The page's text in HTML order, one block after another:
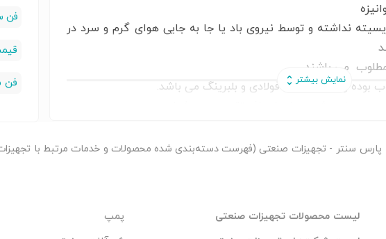
نداشته و توسط نیروی باد یا جا به جایی هوای گرم و سرد در
می باشند .
بوده و دارای شافت فولادی و بلبرینگ می باشد.
فن های بادی در چهار سایز با قطر پروانه15Cm و 20Cm و 25Cm و 30Cm و 35Cm و 40Cm و 45Cm و
فن
فن
پارس سنتر - تجهیزات صنعتی (فهرست دسته‌بندی شده محصولات و خدمات مرتبط با
لیست محصولات تجهیزات صنعتی
پمپ